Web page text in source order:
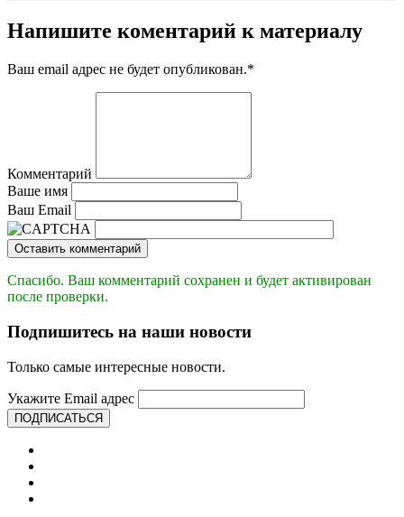
Напишите коментарий к материалу
Ваш email адрес не будет опубликован.*
Комментарий
Ваше имя
Ваш Email
Оставить комментарий
Спасибо. Ваш комментарий сохранен и будет активирован
после проверки.
Подпишитесь на наши новости
Только самые интересные новости.
Укажите Email адрес
ПОДПИСАТЬСЯ